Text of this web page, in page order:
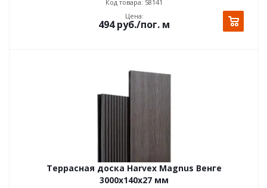
Код товара: 58141
Цена:
494руб./пог. м
Террасная доска Harvex Magnus Венге
3000х140x27 мм